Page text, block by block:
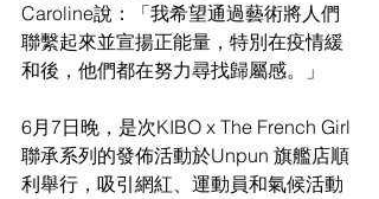
Caroline說：「我希望通過藝術將人們
聯繫起來並宣揚正能量，特別在疫情緩
和後，他們都在努力尋找歸屬感。」
6月7日晚，是次KIBO x The French Girl
聯承系列的發佈活動於Unpun 旗艦店順
利舉行，吸引網紅、運動員和氣候活動